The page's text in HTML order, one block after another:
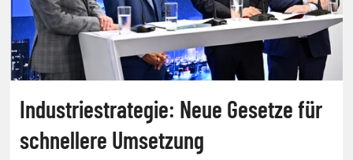
Industriestrategie: Neue Gesetze für
schnellere Umsetzung